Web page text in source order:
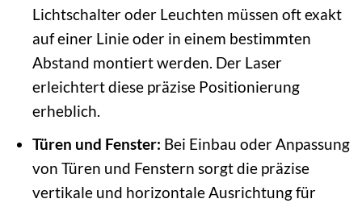
Lichtschalter oder Leuchten müssen oft exakt
auf einer Linie oder in einem bestimmten
Abstand montiert werden. Der Laser
erleichtert diese präzise Positionierung
erheblich.
Türen und Fenster: Bei Einbau oder Anpassung
von Türen und Fenstern sorgt die präzise
vertikale und horizontale Ausrichtung für